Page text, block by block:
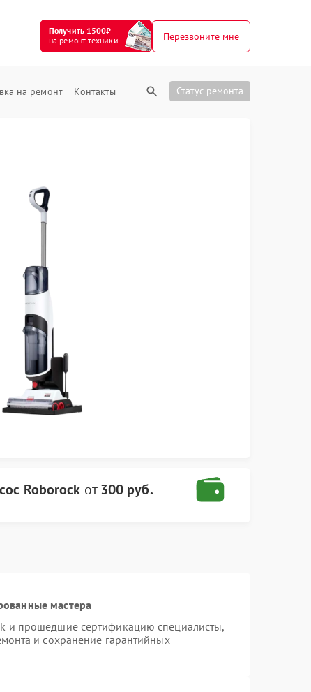
Получить 1500₽
на ремонт техники
Перезвоните мне
на ремонт Контакты Статус ремонта
Roborock от300 руб.
мастера
и прошедшие сертификацию специалисты,
и сохранение гарантийных